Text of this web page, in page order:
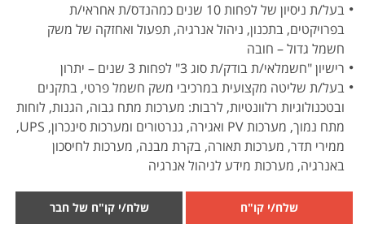
בעל/ת ניסיון של לפחות 10 שנים כמהנדס/ת אחראי/ת
בפרויקטים, בתכנון, ניהול אנרגיה, תפעול ואחזקה של משק
חשמל גדול – חובה
רישיון "חשמלאי/ת בודק/ת סוג 3" לפחות 3 שנים – יתרון
בעל/ת שליטה מקצועית במרכיבי משק חשמל פרטי, בתקנים
ובטכנולוגיות רלוונטיות, לרבות: מערכות מתח גבוה, הגנות, לוחות
מתח נמוך, מערכות PV ואגירה, גנרטורים ומערכות סינכרון, UPS,
ממירי תדר, מערכות תאורה, בקרת מבנה, מערכות לחיסכון
באנרגיה, מערכות מידע לניהול אנרגיה
שלח/י קו"ח שלח/י קו"ח של חבר